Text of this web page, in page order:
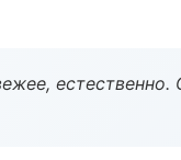
естественно.